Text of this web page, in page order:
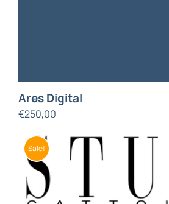
Ares Digital
€250,00
Sale!